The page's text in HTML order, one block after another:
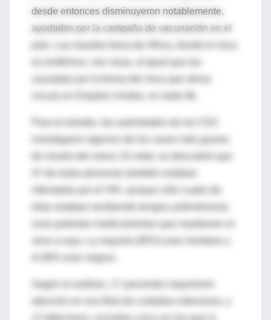
desde entonces disminuyeron notablemente,
ayudados por la campaña de vacunación en el
es endémico, son raras, al igual que las
investigaron algunos de los casos más graves
infectadas por el VIH, aunque sólo cuatro de
ellas estaban recibiendo terapia antirretroviral,
virus a raya. La mayoría (95%) eran hombres y
el 68% eran negros.
Según el análisis, 17 pacientes requirieron